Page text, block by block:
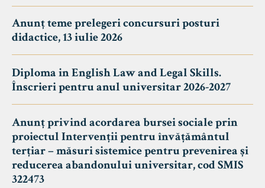
Anunț teme prelegeri concursuri posturi
didactice, 13 iulie 2026
Diploma in English Law and Legal Skills.
Înscrieri pentru anul universitar 2026-2027
Anunț privind acordarea bursei sociale prin
proiectul Intervenții pentru învățământul
terțiar – măsuri sistemice pentru prevenirea și
reducerea abandonului universitar, cod SMIS
322473